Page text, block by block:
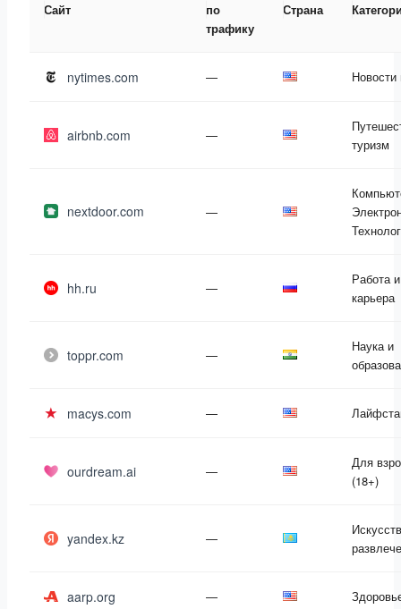
Сайт
по
трафику
Страна
nytimes.com —
airbnb.com —
туризм
nextdoor.com —
hh.ru —
Работа и
карьера
toppr.com —
Наука и
macys.com —
ourdream.ai —
Для
(18+)
yandex.kz —
aarp.org —